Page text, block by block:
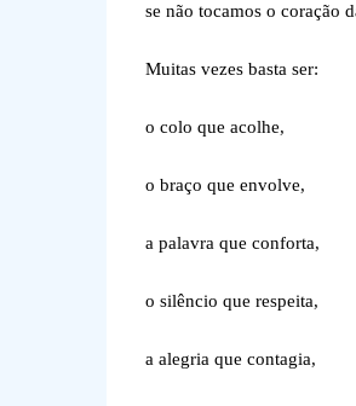
se não tocamos o coração
Muitas vezes basta ser:
o colo que acolhe,
o braço que envolve,
a palavra que conforta,
o silêncio que respeita,
a alegria que contagia,